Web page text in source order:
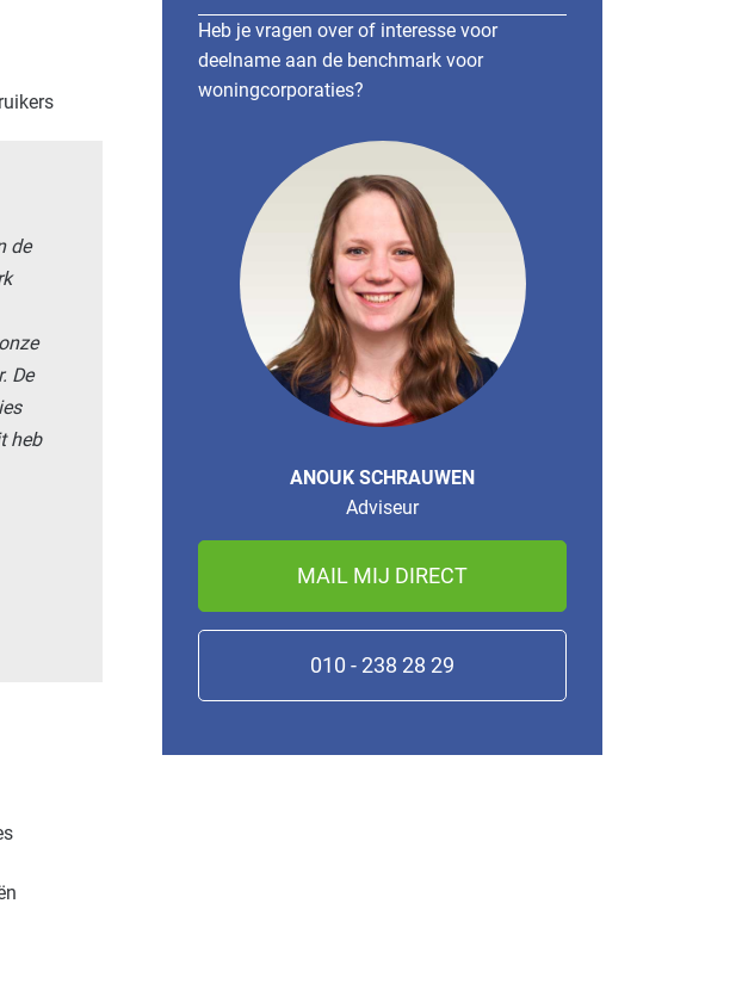
de
De
heb
Heb je vragen over of interesse voor
deelname aan de benchmark voor
woningcorporaties?
ANOUK SCHRAUWEN
Adviseur
MAIL MIJ DIRECT
010 - 238 28 29